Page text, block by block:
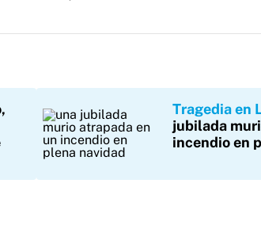
Tragedia en
jubilada
incendio en